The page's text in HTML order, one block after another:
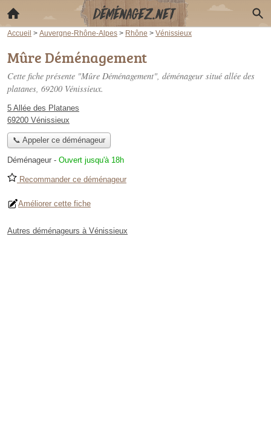
Accueil > Auvergne-Rhône-Alpes > Rhône > Vénissieux
Mûre Déménagement
Cette fiche présente "Mûre Déménagement", déménageur situé allée des
platanes, 69200 Vénissieux.
5 Allée des Platanes
69200 Vénissieux
📞 Appeler ce déménageur
Déménageur - Ouvert jusqu'à 18h
Recommander ce déménageur
Améliorer cette fiche
Autres déménageurs à Vénissieux